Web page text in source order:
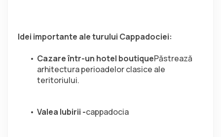
Idei importante ale turului Cappadociei:
Cazare într-un hotel boutiquePăstrează
arhitectura perioadelor clasice ale
teritoriului.
Valea Iubirii -cappadocia